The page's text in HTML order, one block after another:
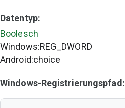
Datentyp:
Boolesch
Windows:REG_DWORD
Android:choice
Windows-Registrierungspfad: